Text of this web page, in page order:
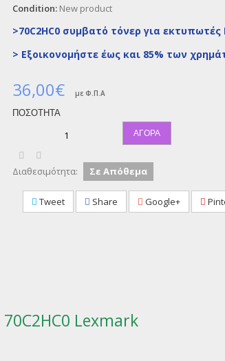
Condition: New product
>70C2HC0 συμβατό τόνερ για εκτυπωτές
> Εξοικονομήστε έως και 85% των
36,00€ με Φ.Π.Α
ΠΟΣΌΤΗΤΑ
ΑΓΟΡΆ
Διαθεσιμότητα: Σε Απόθεμα
Tweet Share Google+
70C2HC0 Lexmark